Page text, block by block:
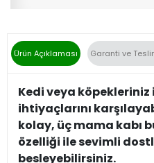
Ürün Açıklaması Garanti ve
Kedi veya
ihtiyaçlarını
kolay, üç mama kabı
özelliği ile sevimli
besleyebilirsiniz.